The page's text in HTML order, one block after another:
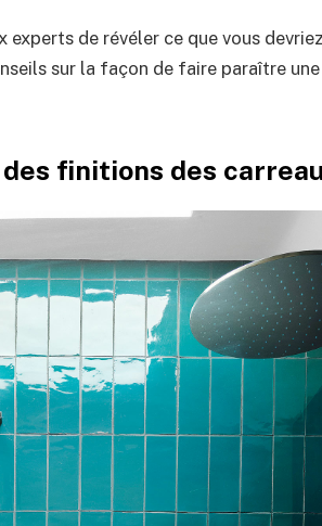
experts de révéler ce que vous
sur la façon de faire paraître
finitions des